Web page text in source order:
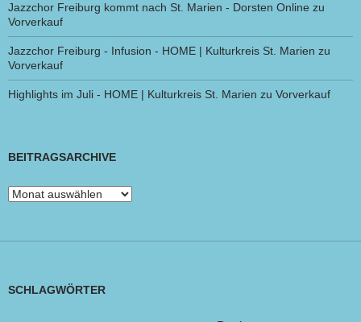
Jazzchor Freiburg kommt nach St. Marien - Dorsten Online zu
Vorverkauf
Jazzchor Freiburg - Infusion - HOME | Kulturkreis St. Marien zu
Vorverkauf
Highlights im Juli - HOME | Kulturkreis St. Marien zu Vorverkauf
BEITRAGSARCHIVE
Beitragsarchive
SCHLAGWÖRTER